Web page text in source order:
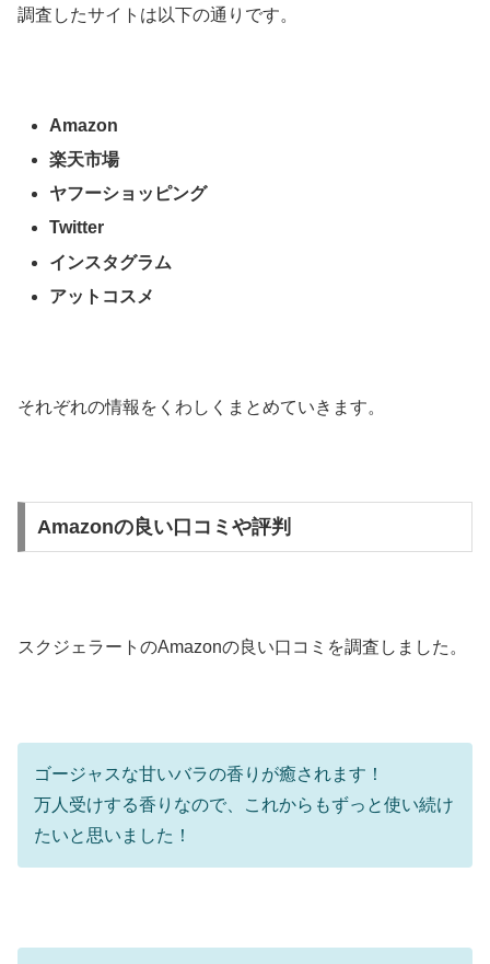
調査したサイトは以下の通りです。
Amazon
楽天市場
ヤフーショッピング
Twitter
インスタグラム
アットコスメ
それぞれの情報をくわしくまとめていきます。
Amazonの良い口コミや評判
スクジェラートのAmazonの良い口コミを調査しました。
ゴージャスな甘いバラの香りが癒されます！
万人受けする香りなので、これからもずっと使い続け
たいと思いました！